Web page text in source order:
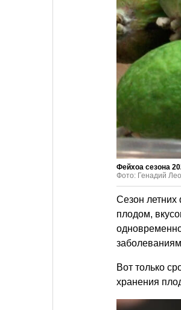
Фейхоа сезона
Фото: Генадий
Сезон летних
плодом,
Вот только
хранения